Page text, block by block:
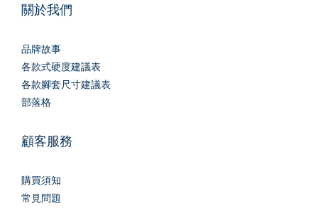
關於我們
品牌故事
各款式硬度建議表
各款腳套尺寸建議表
部落格
顧客服務
購買須知
常見問題